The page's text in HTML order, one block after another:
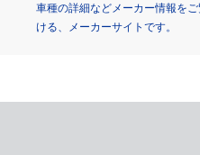
車種の詳細などメーカー情報を
ける、メーカーサイトです。